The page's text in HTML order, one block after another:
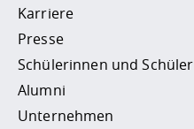
Karriere
Presse
Schülerinnen und Schüler
Alumni
Unternehmen